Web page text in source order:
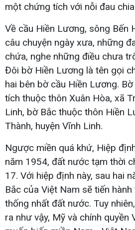
một chứng tích với nỗi đau
Về cầu Hiền Lương, sông Bến
câu chuyện ngày xưa, những
chứa, nghe những điều chưa
Đôi bờ Hiền Lương là tên gọi
hai bên bờ cầu Hiền Lương.
tích thuộc thôn Xuân Hòa, xã
Linh, bờ Bắc thuộc thôn Hiền
Thành, huyện Vĩnh Linh.
Ngược miền quá khứ, Hiệp
năm 1954, đất nước tạm thời
17. Với hiệp định này, sau hai
Bắc của Việt Nam sẽ tiến
thống nhất đất nước. Tuy
ra như vậy, Mỹ và chính quyền